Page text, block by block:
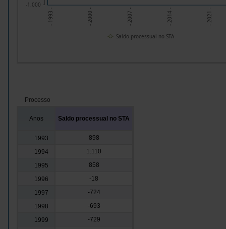
- 1993 - - 2000 - - 2007 - - 2014 - - 2021 -
-1.000
Saldo processual no STA
Processo
Anos Saldo processual no STA
1993
898
1994
1.110
1995
858
1996
-18
1997
-724
1998
-693
1999
-729